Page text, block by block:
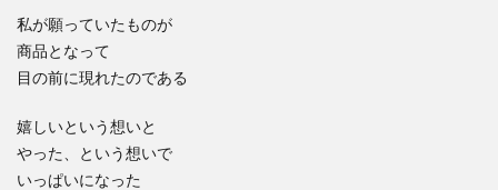
私が願っていたものが
商品となって
目の前に現れたのである
嬉しいという想いと
やった、という想いで
いっぱいになった